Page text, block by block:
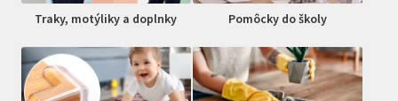
Traky, motýliky a doplnky Pomôcky do školy